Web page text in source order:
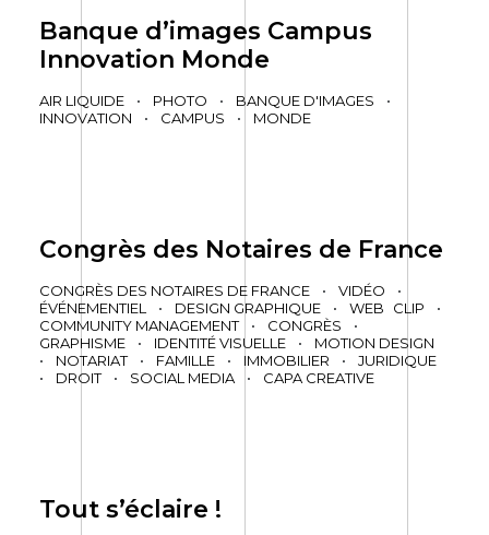
Banque d’images Campus
Innovation Monde
AIR LIQUIDE • PHOTO • BANQUE D'IMAGES
•
INNOVATION
• CAMPUS • MONDE
Congrès des Notaires de France
CONGRÈS DES NOTAIRES DE FRANCE • VIDÉO
•
ÉVÉNEMENTIEL
• DESIGN GRAPHIQUE • WEB CLIP
•
COMMUNITY MANAGEMENT
• CONGRÈS
•
GRAPHISME
• IDENTITÉ VISUELLE •
MOTION DESIGN
•
NOTARIAT • FAMILLE • IMMOBILIER •
JURIDIQUE
•
DROIT • SOCIAL MEDIA • CAPA CREATIVE
Tout s’éclaire !